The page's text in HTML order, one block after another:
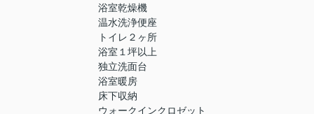
浴室乾燥機
温水洗浄便座
トイレ２ヶ所
浴室１坪以上
独立洗面台
浴室暖房
床下収納
ウォークインクロゼット